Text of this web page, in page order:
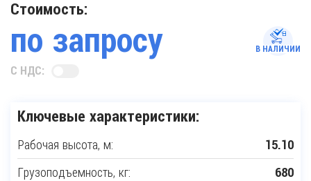
Ключевые характеристики:
Рабочая высота, м: 15.10
Грузоподъемность, кг: 680
Стоимость:
по запросу В НАЛИЧИИ
С НДС: